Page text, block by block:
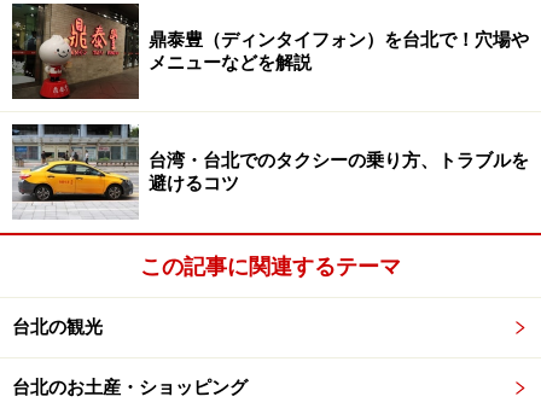
最高の食材から生み出される美食の数々……自分や家族へ
のご褒美に、台北でちょっと贅沢してみませんか。
＜DATA＞
■頂上魚翅燕窩専売店(ディンシャンユィチーヤンウォー
ジュァンマイディエン）
住所：台北市新生南路一段121号
アクセス：MRT忠孝新生駅3番出口から徒歩10分
TEL：(02)2773-7201
営業時間：11:30～21:00
定休日：なし（旧正月も営業とのことでしたが念のため
鼎泰豊（ディンタイフォン）を台北で！穴場や
メニューなどを解説
台湾・台北でのタクシーの乗り方、トラブルを
避けるコツ
この記事に関連するテーマ
台北の観光
台北のお土産・ショッピング